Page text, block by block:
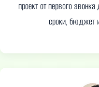
проект от первого
сроки, бюджет